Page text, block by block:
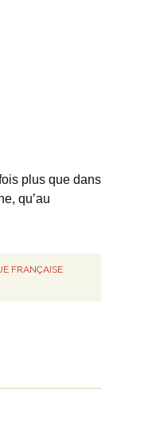
plus que dans
qu’au
FRANÇAISE